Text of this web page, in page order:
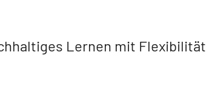
Lernen mit Flexibilität